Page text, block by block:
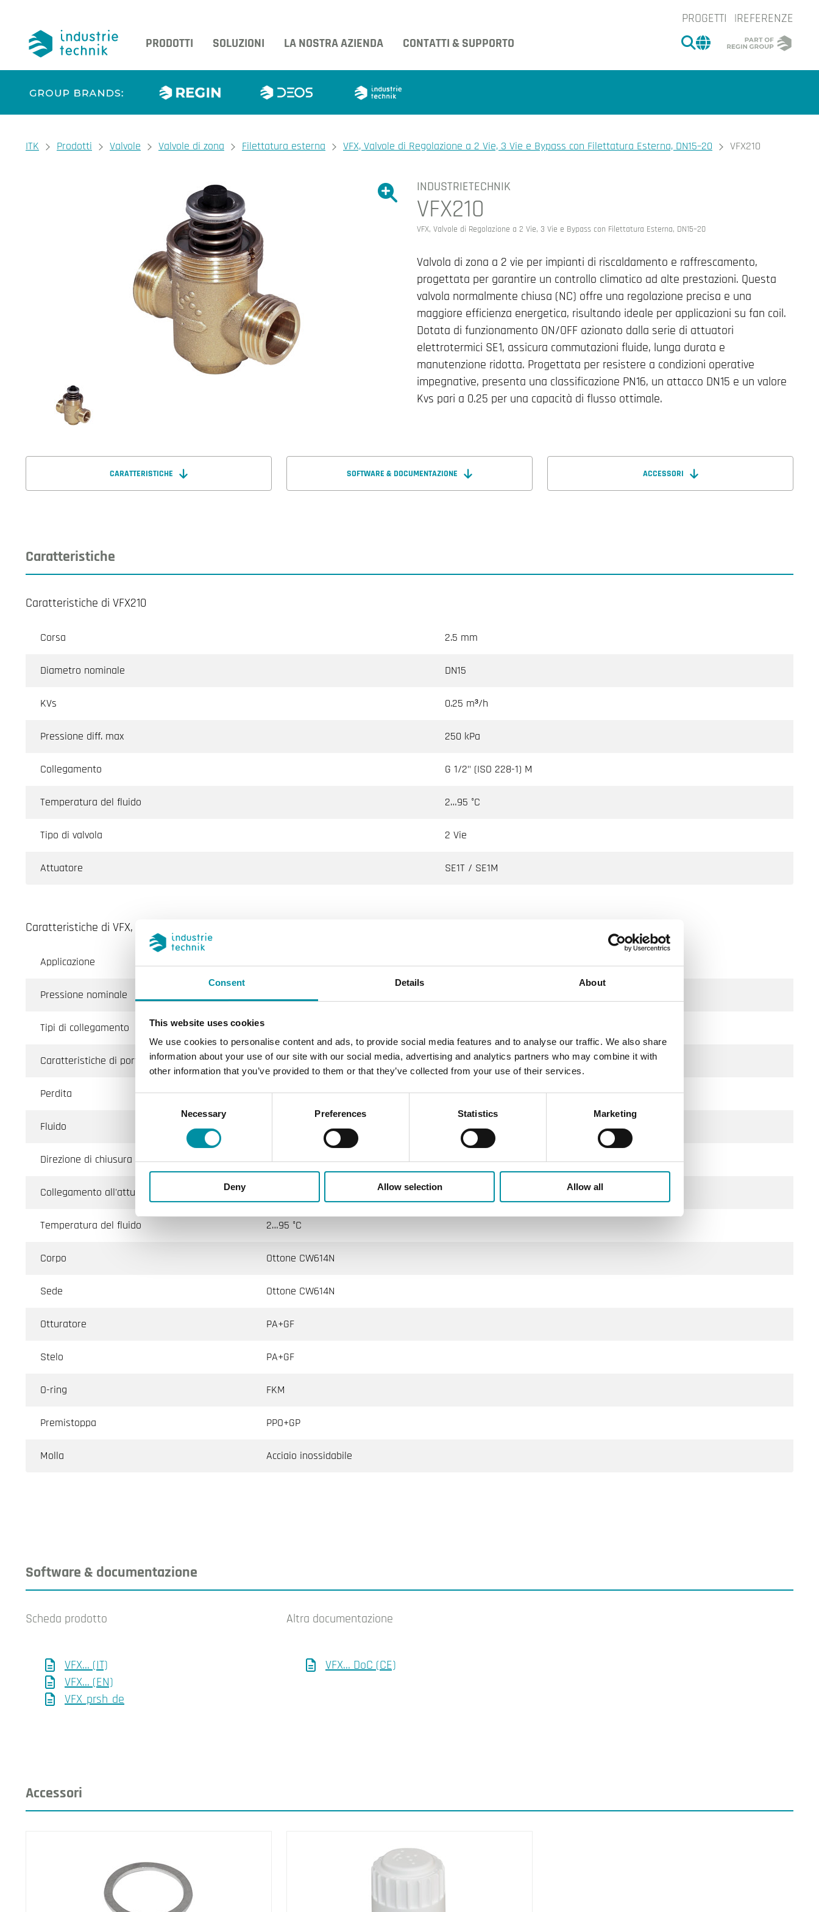
Consent Details About
This website uses cookies
We use cookies to personalise content and ads, to provide social media features and to analyse our traffic. We also share
information about your use of our site with our social media, advertising and analytics partners who may combine it with
other information that you’ve provided to them or that they’ve collected from your use of their services.
Necessary Preferences Statistics Marketing
Deny Allow selection Allow all
PROGETTI
REFERENZE
PRODOTTI
SOLUZIONI LA NOSTRA AZIENDA CONTATTI & SUPPORTO CERCA
CHANGE MARKET
You are here:
ITK Prodotti Valvole Valvole di zona Filettatura esterna VFX, Valvole di Regolazione a 2 Vie, 3 Vie e Bypass con Filettatura Esterna, DN15–20 VFX210
Ingrandire l'immagine.
Ingrandire l'immagine.
INDUSTRIETECHNIK
VFX210
VFX, Valvole di Regolazione a 2 Vie, 3 Vie e Bypass con Filettatura Esterna, DN15–20
Valvola di zona a 2 vie per impianti di riscaldamento e raffrescamento,
progettata per garantire un controllo climatico ad alte prestazioni. Questa
valvola normalmente chiusa (NC) offre una regolazione precisa e una
maggiore efficienza energetica, risultando ideale per applicazioni su fan coil.
Dotata di funzionamento ON/OFF azionato dalla serie di attuatori
elettrotermici SE1, assicura commutazioni fluide, lunga durata e
manutenzione ridotta. Progettata per resistere a condizioni operative
impegnative, presenta una classificazione PN16, un attacco DN15 e un valore
Kvs pari a 0.25 per una capacità di flusso ottimale.
CARATTERISTICHE SOFTWARE & DOCUMENTAZIONE ACCESSORI
Caratteristiche
Caratteristiche di VFX210
Corsa 2.5 mm
Diametro nominale DN15
KVs 0.25 m³/h
Pressione diff. max 250 kPa
Collegamento G 1/2" (ISO 228-1) M
Temperatura del fluido 2…95 °C
Tipo di valvola 2 Vie
Attuatore SE1T / SE1M
Caratteristiche di VFX, Valvole di Regolazione a 2 Vie, 3 Vie e Bypass con Filettatura Esterna, DN15–20
Applicazione
Pressione nominale
Tipi di collegamento
Caratteristiche di portata Lineare
Perdita 0.0 % of Kvs ()
Fluido Acqua miscelata con glicole (max. 40% glicole), Acqua calda, Acqua fredda
Direzione di chiusura Quando lo stelo viene spinto verso l'esterno
Collegamento all'attuatore
Temperatura del fluido 2…95 °C
Corpo Ottone CW614N
Sede Ottone CW614N
Otturatore PA+GF
Stelo PA+GF
O-ring FKM
Premistoppa PPO+GP
Molla Acciaio inossidabile
Software & documentazione
Scheda prodotto
VFX... (IT)
VFX... (EN)
VFX_prsh_de
Altra documentazione
VFX... DoC (CE)
Accessori